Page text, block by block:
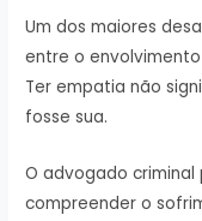
Um dos maiores
entre o
Ter empatia não
fosse sua.
O advogado
compreender o